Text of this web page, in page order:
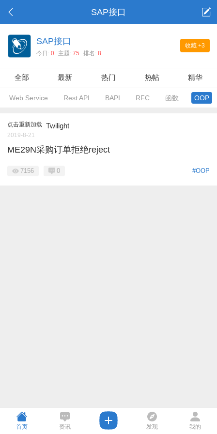
SAP接口
收藏 +3
SAP接口
今日: 0 主题: 75 排名: 8
全部 最新 热门 热帖 精华
Web Service Rest API BAPI RFC 函数 OOP
点击重新加载 Twilight
2019-8-21
ME29N采购订单拒绝reject
#OOP
7156 0
首页 资讯 发现 我的